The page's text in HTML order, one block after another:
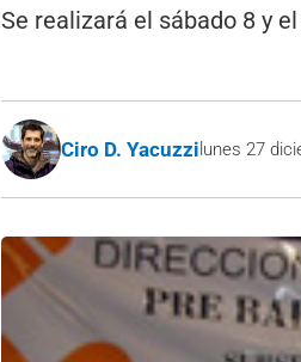
Se realizará el sábado 8 y
Ciro D. Yacuzzi lunes 27